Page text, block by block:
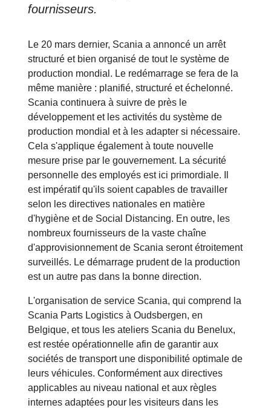
fournisseurs.
Le 20 mars dernier, Scania a annoncé un arrêt
structuré et bien organisé de tout le système de
production mondial. Le redémarrage se fera de la
même manière : planifié, structuré et échelonné.
Scania continuera à suivre de près le
développement et les activités du système de
production mondial et à les adapter si nécessaire.
Cela s'applique également à toute nouvelle
mesure prise par le gouvernement. La sécurité
personnelle des employés est ici primordiale. Il
est impératif qu'ils soient capables de travailler
selon les directives nationales en matière
d'hygiène et de Social Distancing. En outre, les
nombreux fournisseurs de la vaste chaîne
d'approvisionnement de Scania seront étroitement
surveillés. Le démarrage prudent de la production
est un autre pas dans la bonne direction.
L'organisation de service Scania, qui comprend la
Scania Parts Logistics à Oudsbergen, en
Belgique, et tous les ateliers Scania du Benelux,
est restée opérationnelle afin de garantir aux
sociétés de transport une disponibilité optimale de
leurs véhicules. Conformément aux directives
applicables au niveau national et aux règles
internes adaptées pour les visiteurs dans les